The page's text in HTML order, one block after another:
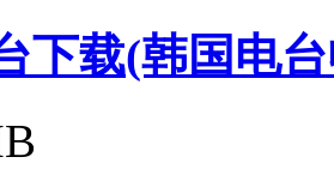
下载(韩国电